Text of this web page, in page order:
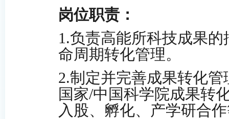
岗位职责：
1 .负责高能所科技成果
命周期转化管理。
2.制定并完善成果转化
国家/中国科学院成果转
入股、孵化、产学研合